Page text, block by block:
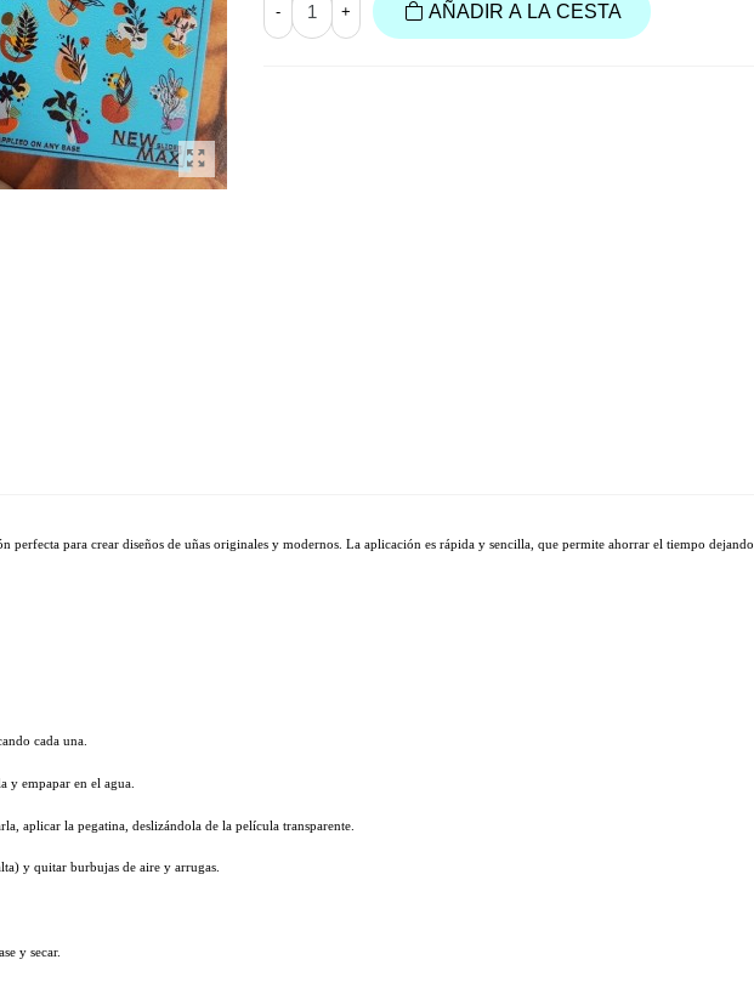
- + AÑADIR A LA CESTA
perfecta para crear diseños de uñas originales y modernos. La aplicación es rápida y sencilla, que permite ahorrar el tiempo dejando
cada una.
y empapar en el agua.
aplicar la pegatina, deslizándola de la película transparente.
y quitar burbujas de aire y arrugas.
y secar.